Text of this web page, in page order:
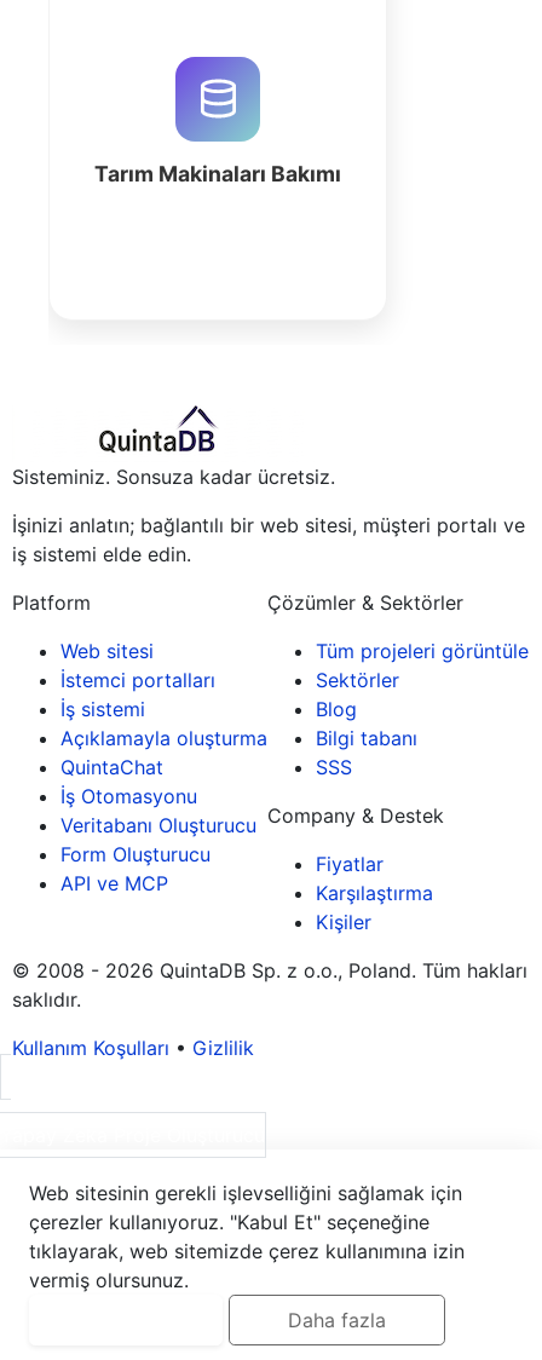
Tarım Makinaları Bakımı
QuintaDB ile optimize edin. AI
destekli veritabanı oluşturucu ile iş
emirlerini, stokları ve bakım
takvimlerini yönetin.
Sisteminiz. Sonsuza kadar ücretsiz.
İşinizi anlatın; bağlantılı bir web sitesi, müşteri portalı ve
iş sistemi elde edin.
Platform
Web sitesi
İstemci portalları
İş sistemi
Açıklamayla oluşturma
QuintaChat
İş Otomasyonu
Veritabanı Oluşturucu
Form Oluşturucu
API ve MCP
Çözümler & Sektörler
Tüm projeleri görüntüle
Sektörler
Blog
Bilgi tabanı
SSS
Company & Destek
Fiyatlar
Karşılaştırma
Kişiler
© 2008 - 2026 QuintaDB Sp. z o.o., Poland. Tüm hakları
saklıdır.
Kullanım Koşulları • Gizlilik
Web sitesinin gerekli işlevselliğini sağlamak için
çerezler kullanıyoruz. "Kabul Et" seçeneğine
tıklayarak, web sitemizde çerez kullanımına izin
vermiş olursunuz.
Daha fazla